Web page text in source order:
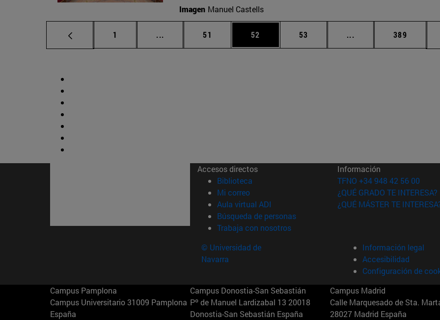
Imagen Manuel Castells
Página
1 ... Páginas intermedias Use TAB para desplazarse.
Página
51 Página
52 Página
53 ... Páginas intermedias
Página
389
Accesos directos
Biblioteca (abre en nueva ventana)
Mi correo(abre en nueva ventana)
Aula virtual ADI (abre en nueva ventana)
Búsqueda de personas(abre en nueva ventana)
Trabaja con nosotros(abre en nueva ventana)
Información
TFNO +34 948 42 56 00
¿QUÉ GRADO TE INTERESA?
¿QUÉ MÁSTER TE
© Universidad de
Navarra
Información legal
Accesibilidad
Configuración de
Campus Pamplona
Campus Universitario 31009 Pamplona
España
Campus Donostia-San Sebastián
Pº de Manuel Lardizabal 13 20018
Donostia-San Sebastián España
Campus Madrid
Calle Marquesado de Sta.
28027 Madrid España